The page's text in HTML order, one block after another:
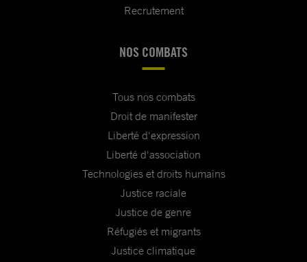
Recrutement
NOS COMBATS
Tous nos combats
Droit de manifester
Liberté d'expression
Liberté d'association
Technologies et droits humains
Justice raciale
Justice de genre
Réfugiés et migrants
Justice climatique